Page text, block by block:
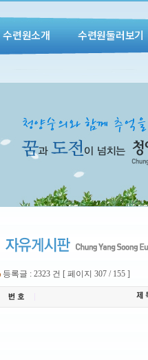
수련원소개 수련원둘러보기
등록글 : 2323 건 [ 페이지 307 / 155 ]